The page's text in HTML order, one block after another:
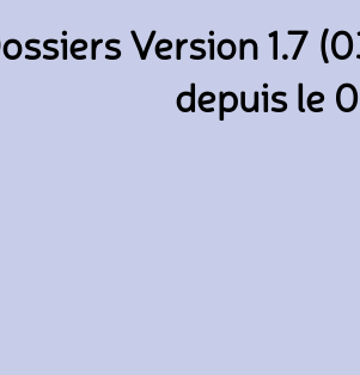
Version 1.7
depuis le